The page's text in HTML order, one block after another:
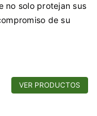
no solo protejan sus
de su
VER PRODUCTOS